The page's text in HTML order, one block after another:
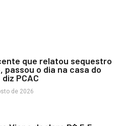
que relatou sequestro
passou o dia na casa do
PCAC
de 2026